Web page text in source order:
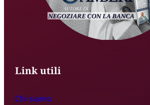
Link utili
Chi siamo